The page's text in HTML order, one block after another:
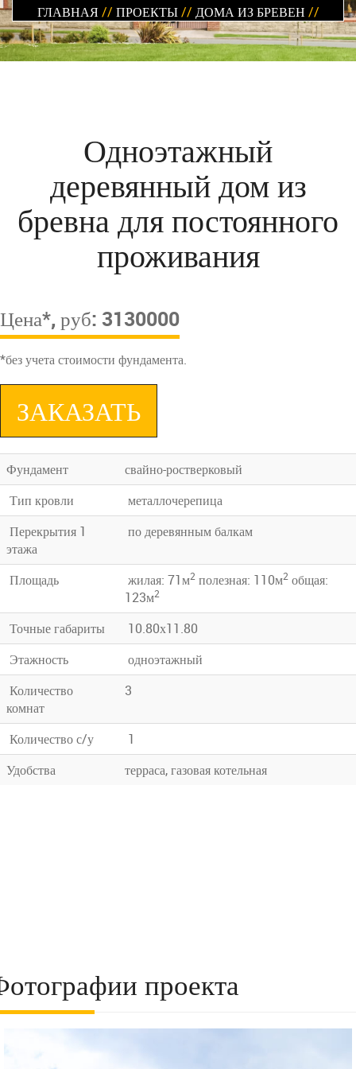
ГЛАВНАЯ // ПРОЕКТЫ // ДОМА ИЗ БРЕВЕН //
Одноэтажный
деревянный дом из
бревна для постоянного
проживания
Цена*, руб: 3130000
*без учета стоимости фундамента.
ЗАКАЗАТЬ
Фундамент
свайно-ростверковый
Тип кровли
металлочерепица
Перекрытия 1
этажа
по деревянным балкам
Площадь жилая: 71м2 полезная: 110м2 общая:
123м2
Точные габариты
10.80х11.80
Этажность
одноэтажный
Количество
комнат
3
Количество с/у
1
Удобства
терраса, газовая котельная
проекта